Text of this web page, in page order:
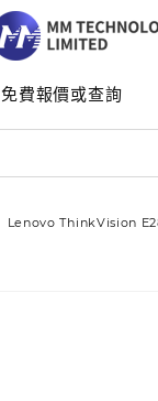
免費報價或查詢
Lenovo ThinkVision